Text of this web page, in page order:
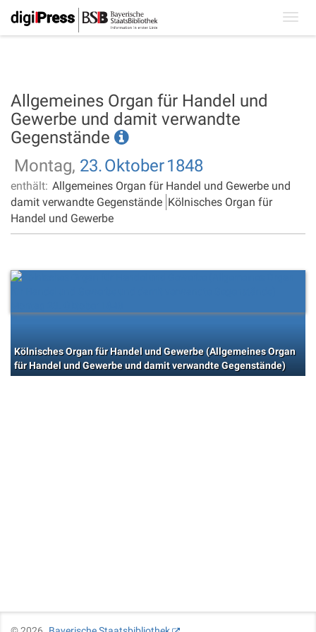
Allgemeines Organ für Handel und
Gewerbe und damit verwandte
Gegenstände
Montag, 23.Oktober1848
enthält: Allgemeines Organ für Handel und Gewerbe und
damit verwandte Gegenstände Kölnisches Organ für
Handel und Gewerbe
Kölnisches Organ für Handel und Gewerbe (Allgemeines Organ
für Handel und Gewerbe und damit verwandte Gegenstände)